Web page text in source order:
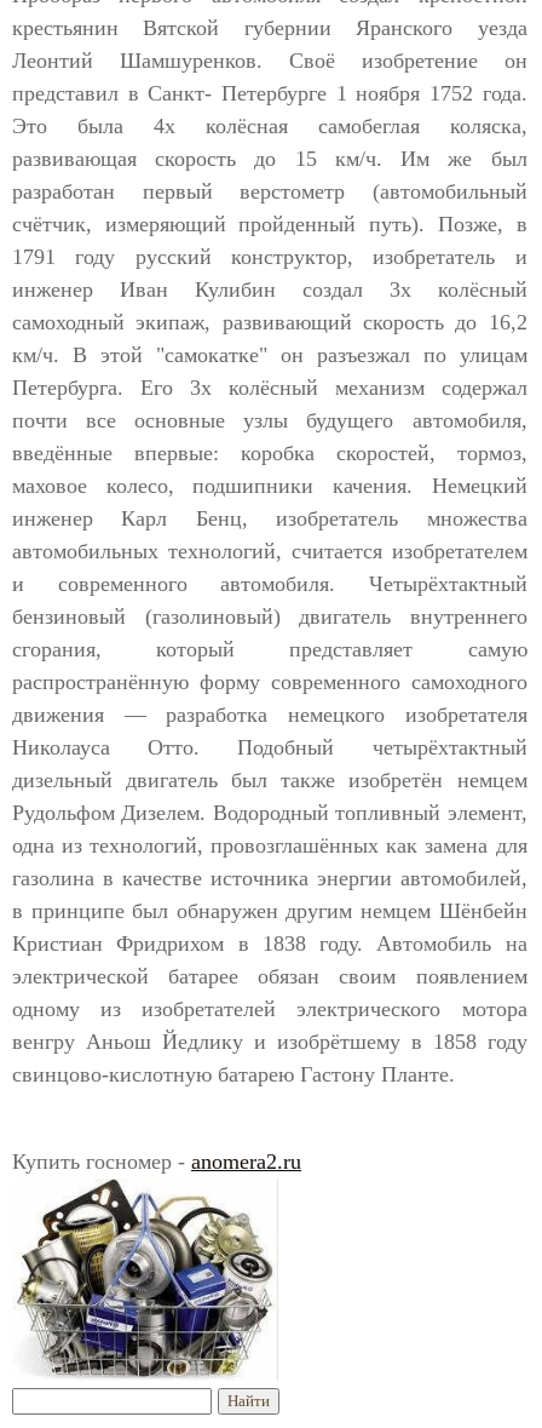
крестьянин Вятской губернии Яранского уезда
Леонтий Шамшуренков. Своё изобретение он
представил в Санкт- Петербурге 1 ноября 1752 года.
Это была 4х колёсная самобеглая коляска,
развивающая скорость до 15 км/ч. Им же был
разработан первый верстометр (автомобильный
счётчик, измеряющий пройденный путь). Позже, в
1791 году русский конструктор, изобретатель и
инженер Иван Кулибин создал 3х колёсный
самоходный экипаж, развивающий скорость до 16,2
км/ч. В этой "самокатке" он разъезжал по улицам
Петербурга. Его 3х колёсный механизм содержал
почти все основные узлы будущего автомобиля,
введённые впервые: коробка скоростей, тормоз,
маховое колесо, подшипники качения. Немецкий
инженер Карл Бенц, изобретатель множества
автомобильных технологий, считается изобретателем
и современного автомобиля. Четырёхтактный
бензиновый (газолиновый) двигатель внутреннего
сгорания, который представляет самую
распространённую форму современного самоходного
движения — разработка немецкого изобретателя
Николауса Отто. Подобный четырёхтактный
дизельный двигатель был также изобретён немцем
Рудольфом Дизелем. Водородный топливный элемент,
одна из технологий, провозглашённых как замена для
газолина в качестве источника энергии автомобилей,
в принципе был обнаружен другим немцем Шёнбейн
Кристиан Фридрихом в 1838 году. Автомобиль на
электрической батарее обязан своим появлением
одному из изобретателей электрического мотора
венгру Аньош Йедлику и изобрётшему в 1858 году
свинцово-кислотную батарею Гастону Планте.
Купить госномер - anomera2.ru